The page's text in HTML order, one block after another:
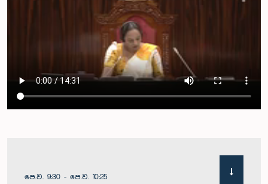
පෙ.ව. 9:30 - පෙ.ව. 10:25